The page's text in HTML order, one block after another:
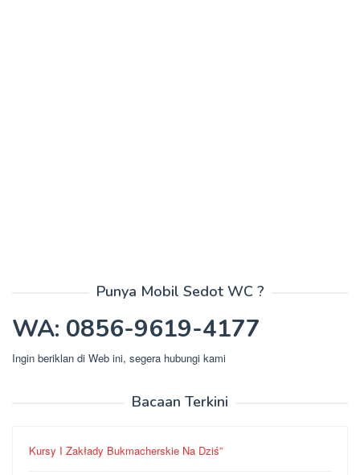
Punya Mobil Sedot WC ?
WA: 0856-9619-4177
Ingin beriklan di Web ini, segera hubungi kami
Bacaan Terkini
Kursy I Zakłady Bukmacherskie Na Dziś”